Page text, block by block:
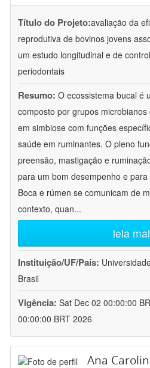
Título do Projeto:avaliação da
reprodutiva de bovinos jovens
um estudo longitudinal e de
periodontais
Resumo: O ecossistema bucal é
composto por grupos
em simbiose com funções
saúde em ruminantes. O pleno
preensão, mastigação e
para um bom desempenho e
Boca e rúmen se comunicam de
contexto, quan...
leia
Instituição/UF/País:
Brasil
Vigência: Sat Dec 02 00:00:00
00:00:00 BRT 2026
Ana